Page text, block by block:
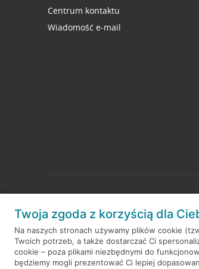
Centrum kontaktu
Wiadomość e-mail
© 2026 Credit Agricole Bank Polska S.A.
Twoja zgoda z korzyścią dla
Na naszych stronach używamy plików cookie
Twoich potrzeb, a także dostarczać Ci
cookie – poza plikami niezbędnymi do
będziemy mogli prezentować Ci lepiej